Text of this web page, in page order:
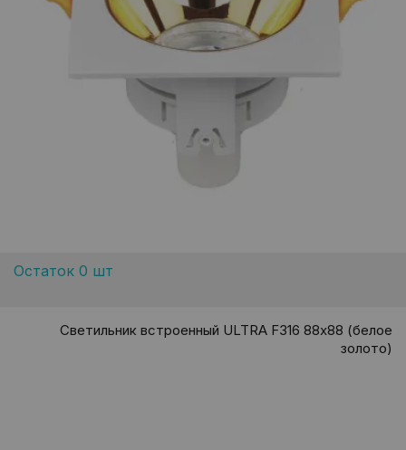
Остаток 0 шт
Светильник встроенный ULTRA F316 88х88 (белое
золото)